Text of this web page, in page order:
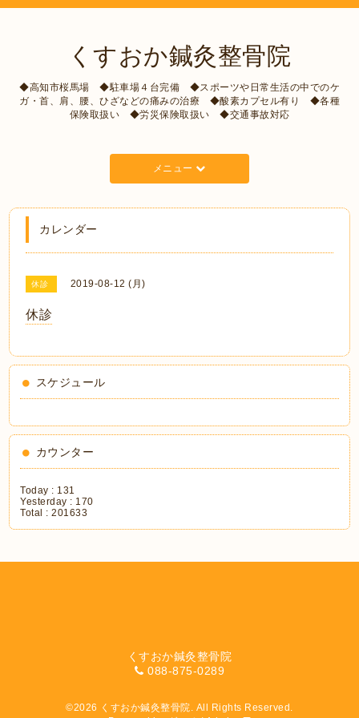
くすおか鍼灸整骨院
◆高知市桜馬場 ◆駐車場４台完備 ◆スポーツや日常生活の中でのケ
ガ・首、肩、腰、ひざなどの痛みの治療 ◆酸素カプセル有り ◆各種
保険取扱い ◆労災保険取扱い ◆交通事故対応
メニュー
カレンダー
休診 2019-08-12 (月)
休診
スケジュール
カウンター
Today : 131
Yesterday : 170
Total :201633
くすおか鍼灸整骨院
088-875-0289
©2026 くすおか鍼灸整骨院. All Rights Reserved.